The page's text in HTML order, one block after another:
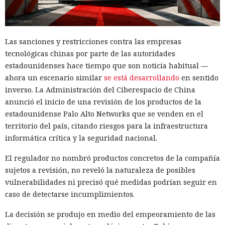
despliegue de actualizaciones, especialmente si el archivo
termina en .txt o .esd.
encargara de tu rutina diaria?
Ya vació tus cuentas comprando
en marketplaces y mandó spam
a todos tus contactos
Un comando oculto en hebreo eludió la seguridad de Atlas y
otros navegadores con IA.
Las sanciones y restricciones contra las empresas
tecnológicas chinas por parte de las autoridades
estadounidenses hace tiempo que son noticia habitual —
ahora un escenario similar se está desarrollando en sentido
inverso. La Administración del Ciberespacio de China
anunció el inicio de una revisión de los productos de la
estadounidense Palo Alto Networks que se venden en el
territorio del país, citando riesgos para la infraestructura
informática crítica y la seguridad nacional.
El regulador no nombró productos concretos de la compañía
sujetos a revisión, no reveló la naturaleza de posibles
vulnerabilidades ni precisó qué medidas podrían seguir en
caso de detectarse incumplimientos.
La decisión se produjo en medio del empeoramiento de las